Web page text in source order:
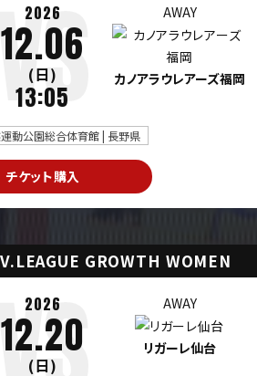
2026
12.06
(日)
13:05
AWAY
カノアラウレアーズ福岡
動公園総合体育館 | 長野県
チケット購入
GROWTH WOMEN
2026
12.20
(日)
AWAY
リガーレ仙台